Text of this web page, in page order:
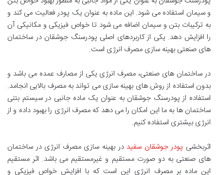
و سیمان استفاده می شود. این ماده به عنوان یک پودر فعالیت می کند و
به ترکیبات بتن و سیمان اضافه می شود تا خواص فیزیکی و مکانیکی آن
را افزایش دهد. یکی از کاربردهای اصلی پودرسنگ جوشقان در ساختمان
های صنعتی بهینه سازی مصرف انرژی است.
در ساختمان های صنعتی، مصرف انرژی یکی از مصارف عمده می باشد و
بدون استفاده از روش های بهینه سازی می تواند به مصرف بالایی انجامد.
استفاده از پودرسنگ جوشقان به عنوان یک ماده جانبی در سیستم بتنی
ساختمان ها به ما این امکان را می دهد که مصرف انرژی را بهبود داده و از
انرژی بیشتری استفاده کنیم.
اثربخشی پودر جوشقان سفیددر بهینه سازی مصرف انرژی در ساختمان
های صنعتی به دو صورت مستقیم و غیرمستقیم می باشد. اثر مستقیم
این ماده بر مصرف انرژی این است که با افزایش خواص فیزیکی و